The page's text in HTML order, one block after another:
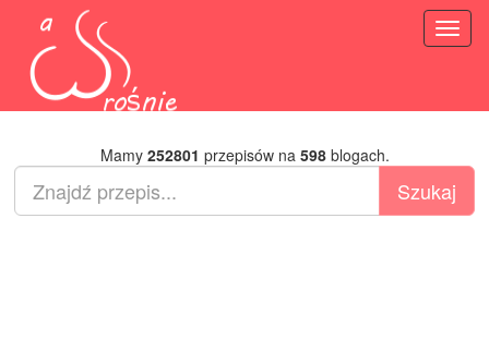
Mamy 252801 przepisów na 598blogach.